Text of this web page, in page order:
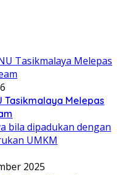
Tasikmalaya Melepas
2025